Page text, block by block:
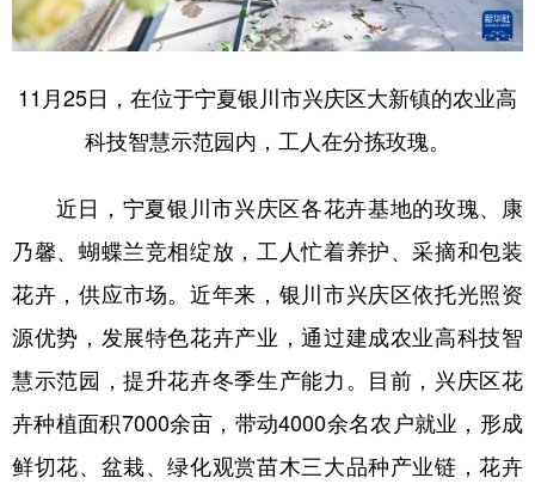
11月25日，在位于宁夏银川市兴庆区大新镇的农业高
科技智慧示范园内，工人在分拣玫瑰。
近日，宁夏银川市兴庆区各花卉基地的玫瑰、康
乃馨、蝴蝶兰竞相绽放，工人忙着养护、采摘和包装
花卉，供应市场。近年来，银川市兴庆区依托光照资
源优势，发展特色花卉产业，通过建成农业高科技智
慧示范园，提升花卉冬季生产能力。目前，兴庆区花
卉种植面积7000余亩，带动4000余名农户就业，形成
鲜切花、盆栽、绿化观赏苗木三大品种产业链，花卉